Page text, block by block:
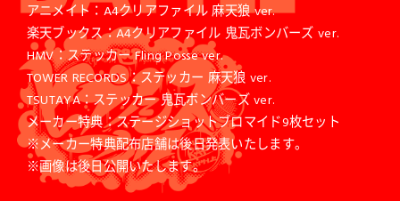
アニメイト：A4クリアファイル 麻天狼 ver.
楽天ブックス：A4クリアファイル 鬼瓦ボンバーズ ver.
HMV：ステッカー Fling Posse ver.
TOWER RECORDS：ステッカー 麻天狼 ver.
TSUTAYA：ステッカー 鬼瓦ボンバーズ ver.
メーカー特典：ステージショットブロマイド9枚セット
※メーカー特典配布店舗は後日発表いたします。
※画像は後日公開いたします。